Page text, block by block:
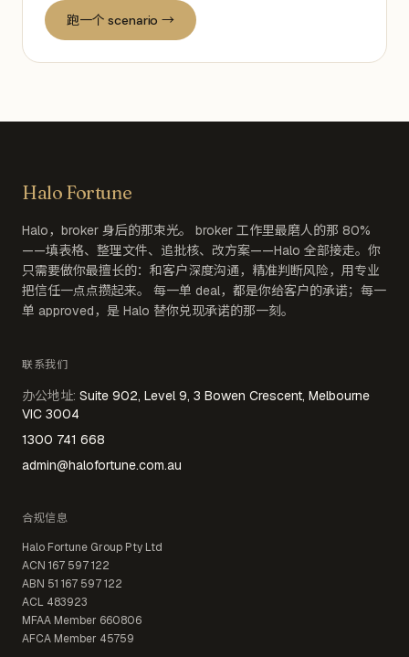
跑一个 scenario →
Halo Fortune
Halo，broker 身后的那束光。 broker 工作里最磨人的那 80%
——填表格、整理文件、追批核、改方案——Halo 全部接走。你
只需要做你最擅长的：和客户深度沟通，精准判断风险，用专业
把信任一点点攒起来。 每一单 deal，都是你给客户的承诺；每一
单 approved，是 Halo 替你兑现承诺的那一刻。
联系我们
办公地址: Suite 902, Level 9, 3 Bowen Crescent, Melbourne
VIC 3004
1300 741 668
admin@halofortune.com.au
合规信息
Halo Fortune Group Pty Ltd
ACN 167 597 122
ABN 51 167 597 122
ACL 483923
MFAA Member 660806
AFCA Member 45759